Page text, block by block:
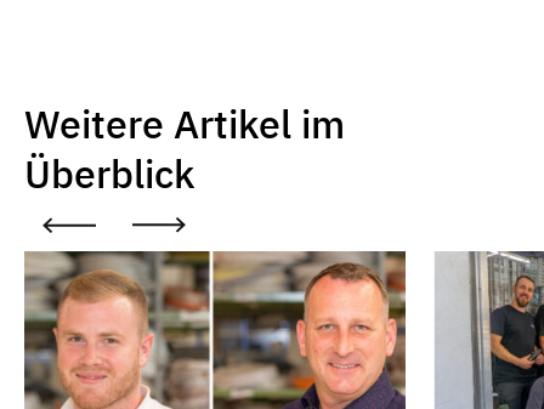
Weitere Artikel im
Überblick